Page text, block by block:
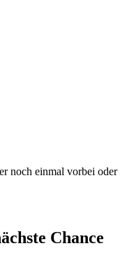
noch einmal vorbei oder
Chance